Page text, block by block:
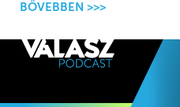
BŐVEBBEN >>>